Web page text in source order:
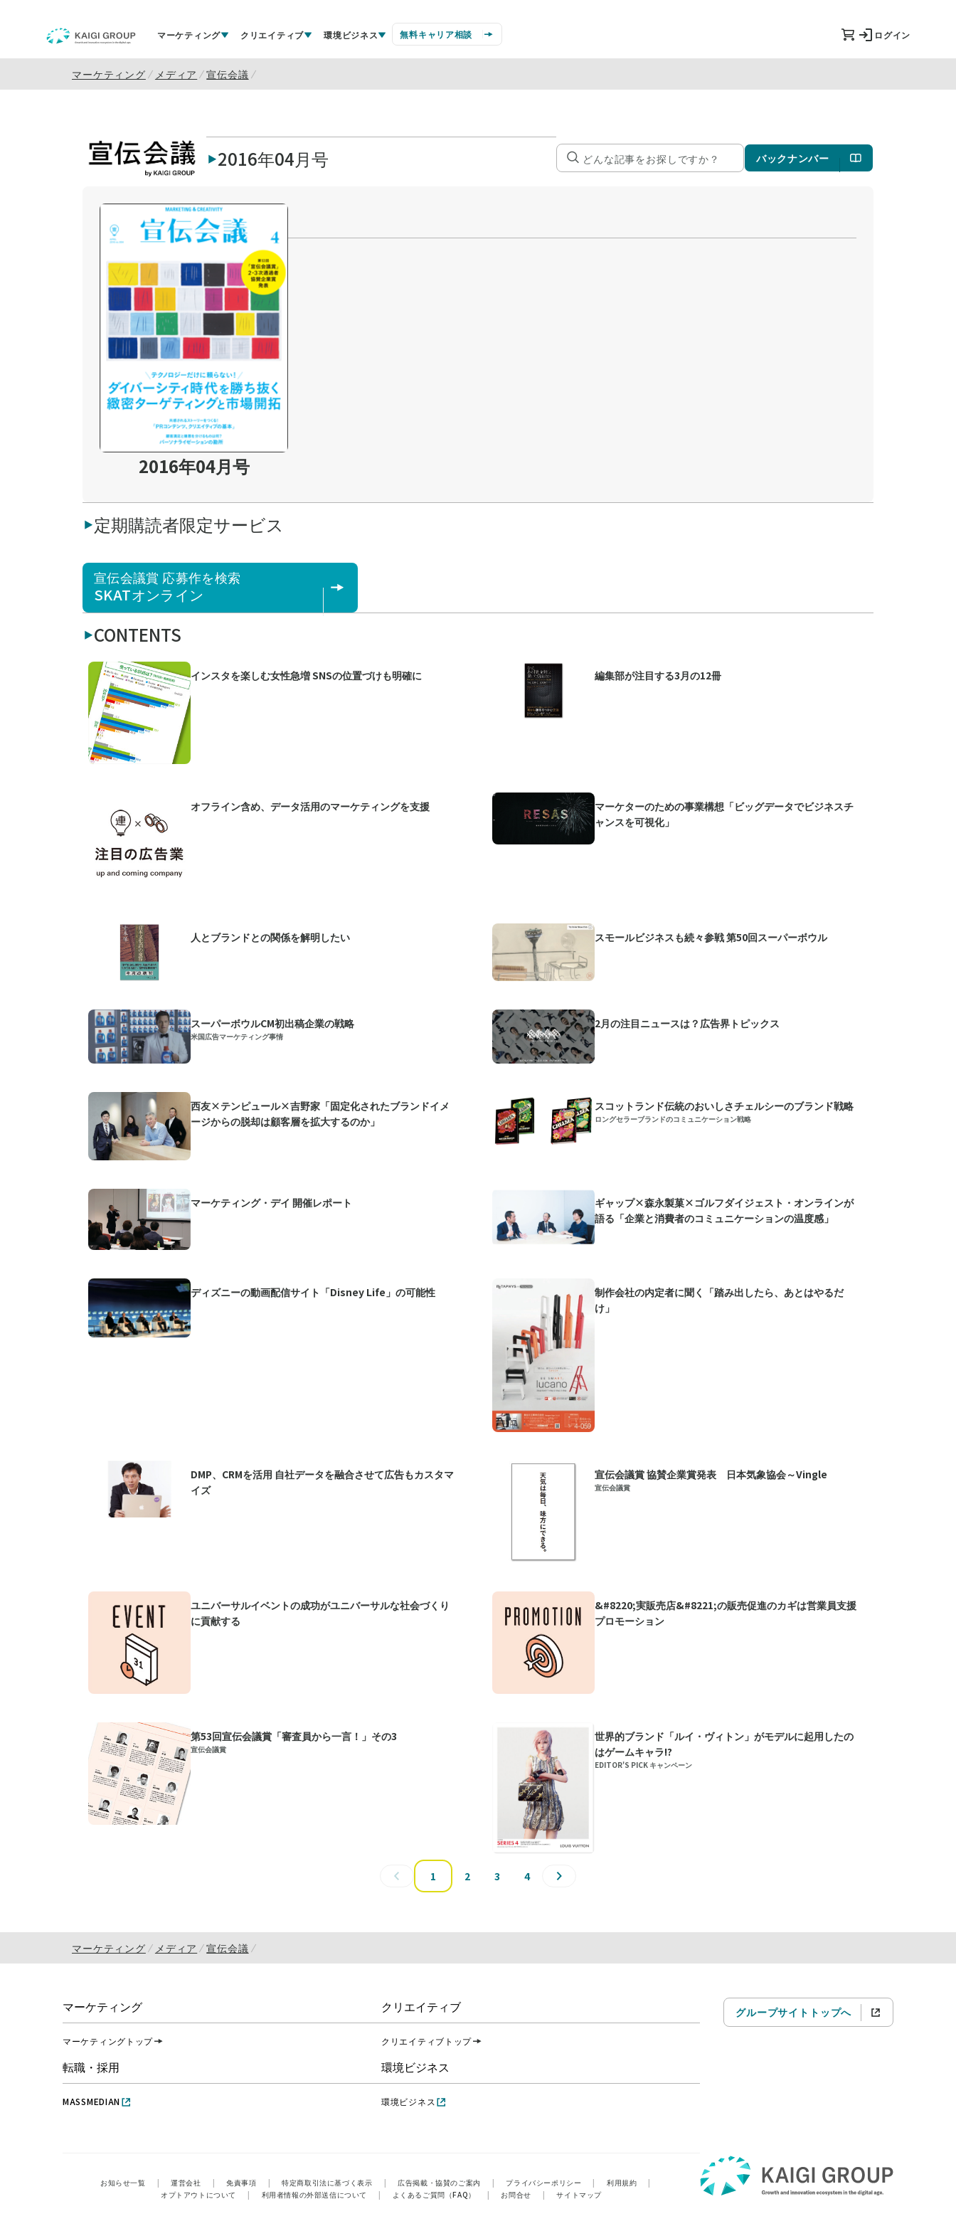
マーケティング クリエイティブ 環境ビジネス 無料キャリア相談 ログイン
マーケティング メディア 宣伝会議
2016年04月号 バックナンバー
2016年04月号
定期購読者限定サービス
宣伝会議賞 応募作を検索
SKATオンライン
CONTENTS
インスタを楽しむ女性急増 SNSの位置づけも明確に 編集部が注目する3月の12冊
オフライン含め、データ活用のマーケティングを支援
マーケターのための事業構想「ビッグデータでビジネスチ
ャンスを可視化」
人とブランドとの関係を解明したい スモールビジネスも続々参戦 第50回スーパーボウル
スーパーボウルCM初出稿企業の戦略
米国広告マーケティング事情
2月の注目ニュースは？広告界トピックス
西友×テンピュール×吉野家「固定化されたブランドイメ
ージからの脱却は顧客層を拡大するのか」
スコットランド伝統のおいしさチェルシーのブランド戦略
ロングセラーブランドのコミュニケーション戦略
マーケティング・デイ 開催レポート
ギャップ×森永製菓×ゴルフダイジェスト・オンラインが
語る「企業と消費者のコミュニケーションの温度感」
ディズニーの動画配信サイト「Disney Life」の可能性
制作会社の内定者に聞く「踏み出したら、あとはやるだ
け」
DMP、CRMを活用 自社データを融合させて広告もカスタマ
イズ
宣伝会議賞 協賛企業賞発表 日本気象協会～Vingle
宣伝会議賞
ユニバーサルイベントの成功がユニバーサルな社会づくり
に貢献する
&#8220;実販売店&#8221;の販売促進のカギは営業員支援
プロモーション
第53回宣伝会議賞「審査員から一言！」その3
宣伝会議賞
世界的ブランド「ルイ・ヴィトン」がモデルに起用したの
はゲームキャラ!?
EDITOR'S PICK キャンペーン
1 2 3 4
マーケティング メディア 宣伝会議
マーケティング
マーケティングトップ
クリエイティブ
クリエイティブトップ
転職・採用
MASSMEDIAN
環境ビジネス
環境ビジネス
お知らせ一覧 | 運営会社 | 免責事項 | 特定商取引法に基づく表示 | 広告掲載・協賛のご案内 | プライバシーポリシー | 利用規約
|
オプトアウトについて
| 利用者情報の外部送信について | よくあるご質問（FAQ） | お問合せ | サイトマップ
グループサイトトップへ